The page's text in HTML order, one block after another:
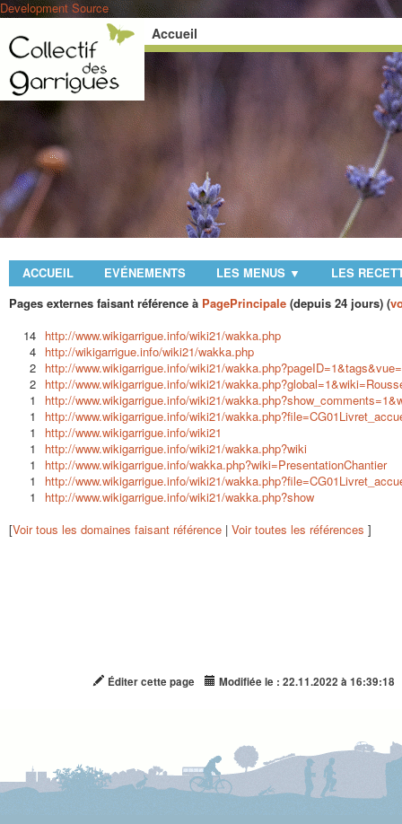
Development Source
Accueil
ACCUEIL EVÉNEMENTS LES MENUS ▼
LES
Pages externes faisant référence à PagePrincipale (depuis 24 jours) (
14 http://www.wikigarrigue.info/wiki21/wakka.php
4 http://wikigarrigue.info/wiki21/wakka.php
2 http://www.wikigarrigue.info/wiki21/
2 http://www.wikigarrigue.info/wiki21/
1
http://www.wikigarrigue.info/wiki21/
1
http://www.wikigarrigue.info/wiki21/
1
http://www.wikigarrigue.info/wiki21
1
http://www.wikigarrigue.info/wiki21/wakka.php?wiki
1
http://www.wikigarrigue.info/wakka.php?wiki=PresentationChantier
1
http://www.wikigarrigue.info/wiki21/
1
http://www.wikigarrigue.info/wiki21/wakka.php?show
[Voir tous les domaines faisant référence | Voir toutes les références ]
Éditer cette page Modifiée le : 22.11.2022 à 16:39:18